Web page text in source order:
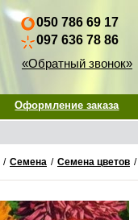
050 786 69 17
097 636 78 86
«Обратный звонок»
Оформление заказа
/ Семена / Семена цветов /